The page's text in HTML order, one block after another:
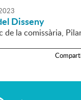
Disseny
de la comissària,